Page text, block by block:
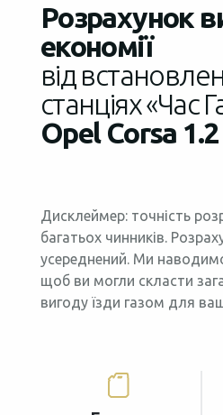
Розрахунок
економії
від
станціях «Час
Opel Corsa
Дисклеймер: точність
багатьох чинників.
усереднений. Ми
щоб ви могли скласти
вигоду їзди газом для